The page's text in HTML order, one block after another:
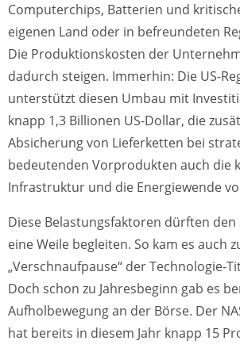
Computerchips, Batterien und
eigenen Land oder in befreundeten
Die Produktionskosten der
dadurch steigen. Immerhin: Die US-
unterstützt diesen Umbau mit
knapp 1,3 Billionen US-Dollar, die
Absicherung von Lieferketten bei
bedeutenden Vorprodukten auch die
Infrastruktur und die Energiewende
Diese Belastungsfaktoren dürften den
eine Weile begleiten. So kam es auch
„Verschnaufpause“ der Technologie-
Doch schon zu Jahresbeginn gab es
Aufholbewegung an der Börse. Der
hat bereits in diesem Jahr knapp 15